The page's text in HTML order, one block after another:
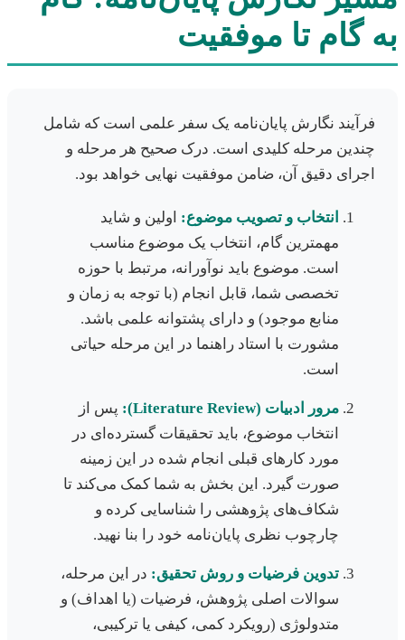
به گام تا موفقیت
فرآیند نگارش پایان‌نامه یک سفر علمی است که شامل
چندین مرحله کلیدی است. درک صحیح هر مرحله و
اجرای دقیق آن، ضامن موفقیت نهایی خواهد بود.
انتخاب و تصویب موضوع: اولین و شاید
مهمترین گام، انتخاب یک موضوع مناسب
است. موضوع باید نوآورانه، مرتبط با حوزه
تخصصی شما، قابل انجام (با توجه به زمان و
منابع موجود) و دارای پشتوانه علمی باشد.
مشورت با استاد راهنما در این مرحله حیاتی
است.
مرور ادبیات (Literature Review):
پس از
انتخاب موضوع، باید تحقیقات گسترده‌ای در
مورد کارهای قبلی انجام شده در این زمینه
صورت گیرد. این بخش به شما کمک می‌کند تا
شکاف‌های پژوهشی را شناسایی کرده و
چارچوب نظری پایان‌نامه خود را بنا نهید.
تدوین فرضیات و روش تحقیق: در این مرحله،
سوالات اصلی پژوهش، فرضیات (یا اهداف) و
متدولوژی (رویکرد کمی، کیفی یا ترکیبی،